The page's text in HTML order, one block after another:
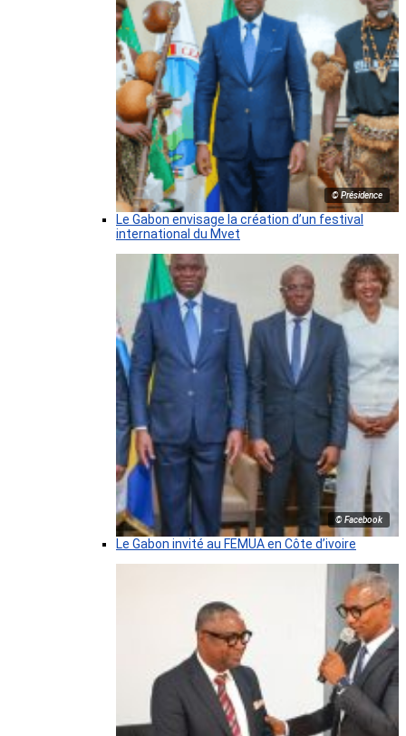
© Présidence
Le Gabon envisage la création d’un festival
international du Mvet
© Facebook
Le Gabon invité au FEMUA en Côte d’ivoire